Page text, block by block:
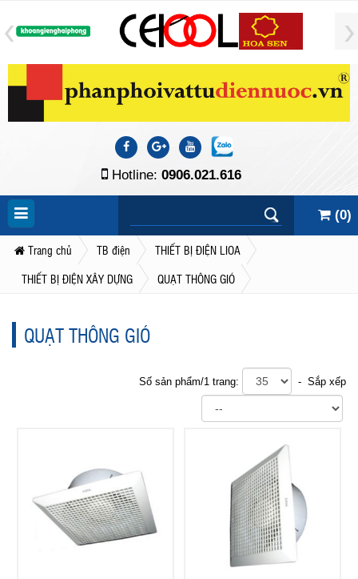
Hotline: 0906.021.616
(0)
Trang chủ TB điện
THIẾT BỊ ĐIỆN LIOA
THIẾT BỊ ĐIỆN XÂY DỰNG
QUẠT THÔNG GIÓ
QUẠT THÔNG GIÓ
Số sản phẩm/1 trang: - Sắp xếp